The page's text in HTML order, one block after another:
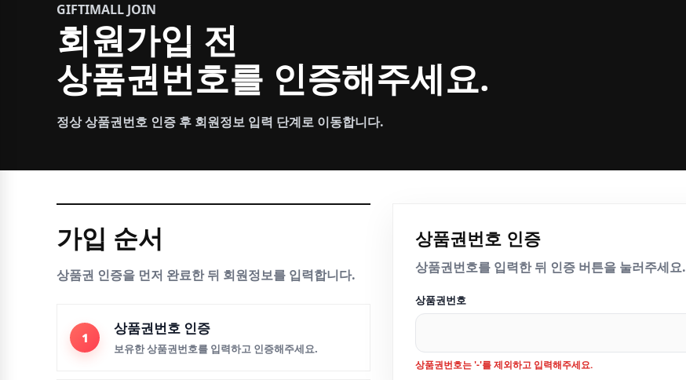
GIFTIMALL JOIN
회원가입 전
상품권번호를 인증해주세요.
정상 상품권번호 인증 후 회원정보 입력 단계로 이동합니다.
가입 순서
상품권 인증을 먼저 완료한 뒤 회원정보를 입력합니다.
1
상품권번호 인증
보유한 상품권번호를 입력하고 인증해주세요.
상품권번호 인증
상품권번호를 입력한 뒤 인증 버튼을 눌러주세요.
상품권번호
상품권번호는 '-'를 제외하고 입력해주세요.